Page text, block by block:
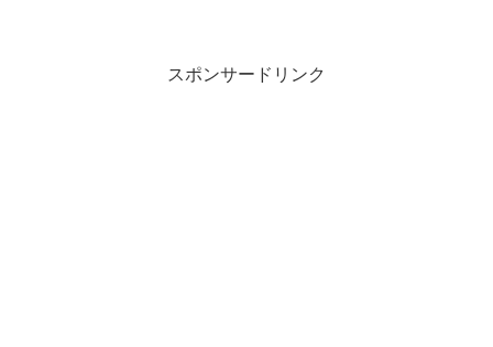
スポンサードリンク